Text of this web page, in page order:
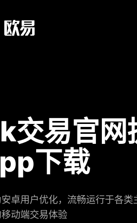
交易官网
下载
卓用户优化，流畅运行于各
动端交易体验